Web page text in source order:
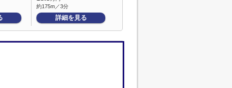
約175m／3分
詳細を見る